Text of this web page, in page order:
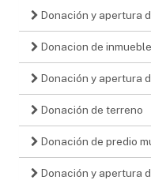
Donación y apertura
Donacion de
Donación y apertura
Donación de terreno
Donación de predio
Donación y apertura